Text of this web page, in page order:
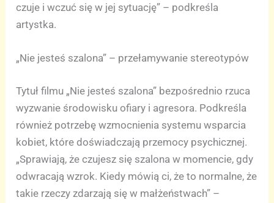
czuje i wczuć się w jej sytuację” – podkreśla
artystka.
„Nie jesteś szalona” – przełamywanie stereotypów
Tytuł filmu „Nie jesteś szalona” bezpośrednio rzuca
wyzwanie środowisku ofiary i agresora. Podkreśla
również potrzebę wzmocnienia systemu wsparcia
kobiet, które doświadczają przemocy psychicznej.
„Sprawiają, że czujesz się szalona w momencie, gdy
odwracają wzrok. Kiedy mówią ci, że to normalne, że
takie rzeczy zdarzają się w małżeństwach” –